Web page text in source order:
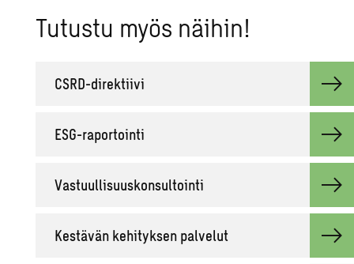
Tu­tus­tu myös näi­hin!
CSRD-di­rek­tii­vi
ESG-ra­por­toin­ti
Vas­tuul­li­suus­kon­sul­toin­ti
Kes­tä­vän ke­hi­tyk­sen pal­ve­lut